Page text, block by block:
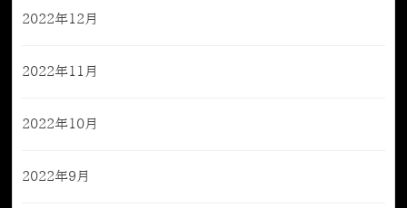
2022年12月
2022年11月
2022年10月
2022年9月